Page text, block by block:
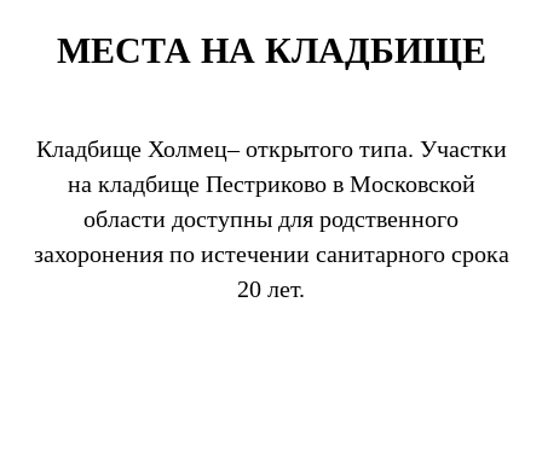
МЕСТА НА КЛАДБИЩЕ
Кладбище Холмец– открытого типа. Участки
на кладбище Пестриково в Московской
области доступны для родственного
захоронения по истечении санитарного срока
20 лет.